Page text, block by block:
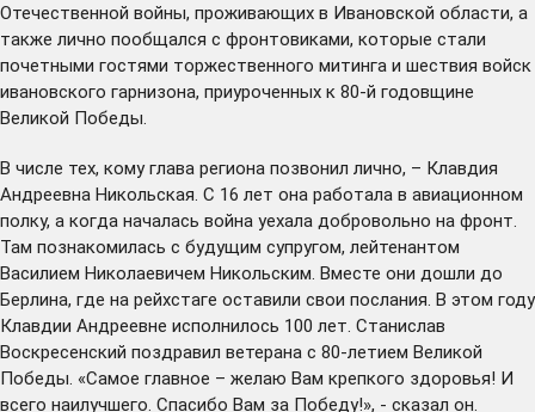
Отечественной войны, проживающих в Ивановской области, а
также лично пообщался с фронтовиками, которые стали
почетными гостями торжественного митинга и шествия войск
ивановского гарнизона, приуроченных к 80-й годовщине
Великой Победы.
В числе тех, кому глава региона позвонил лично, – Клавдия
Андреевна Никольская. С 16 лет она работала в авиационном
полку, а когда началась война уехала добровольно на фронт.
Там познакомилась с будущим супругом, лейтенантом
Василием Николаевичем Никольским. Вместе они дошли до
Берлина, где на рейхстаге оставили свои послания. В этом году
Клавдии Андреевне исполнилось 100 лет. Станислав
Воскресенский поздравил ветерана с 80-летием Великой
Победы. «Самое главное – желаю Вам крепкого здоровья! И
всего наилучшего. Спасибо Вам за Победу!», - сказал он.